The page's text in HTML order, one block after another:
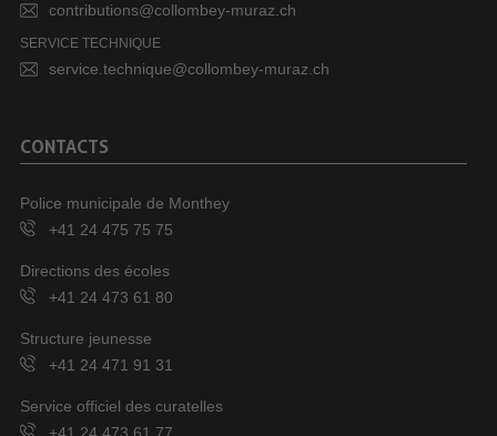
contributions@collombey-muraz.ch
SERVICE TECHNIQUE
service.technique@collombey-muraz.ch
CONTACTS
Police municipale de Monthey
+41 24 475 75 75
Directions des écoles
+41 24 473 61 80
Structure jeunesse
+41 24 471 91 31
Service officiel des curatelles
+41 24 473 61 77